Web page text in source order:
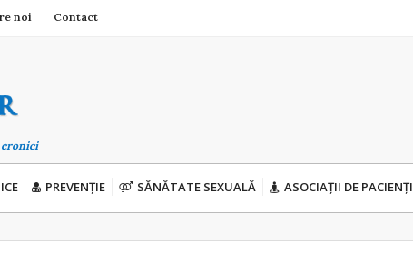
noi Contact
cronici
PREVENȚIE SĂNĂTATE SEXUALĂ ASOCIAȚII DE PACIENȚI